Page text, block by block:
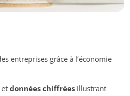
entreprises grâce à l’économie
et données chiffréesillustrant